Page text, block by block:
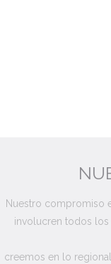
Nuestro compromiso
involucren todos los
creemos en lo